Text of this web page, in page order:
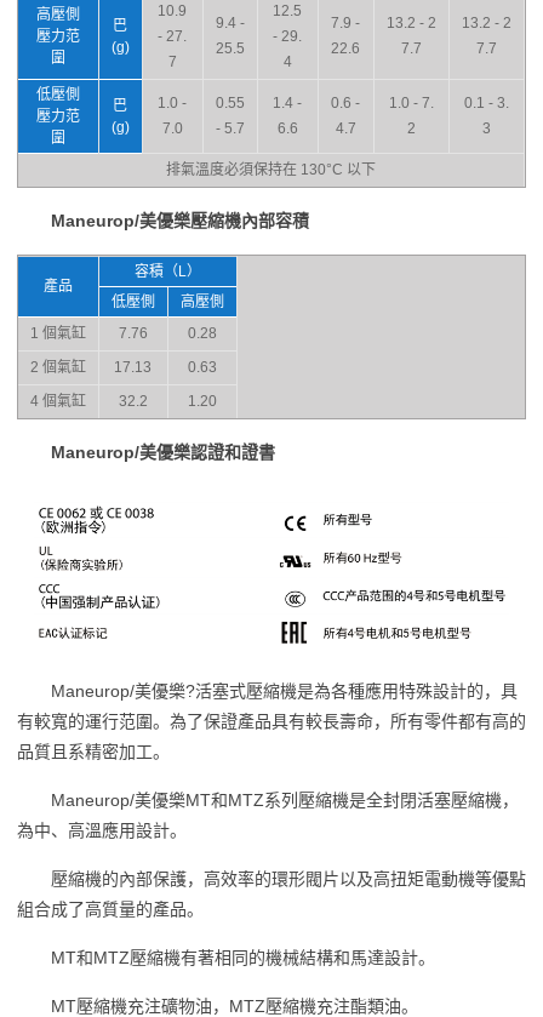
高壓側
壓力范
圍
巴
(g)
10.9
- 27.
7
9.4 -
25.5
12.5
- 29.
4
7.9 -
22.6
13.2 - 2
7.7
13.2 - 2
7.7
低壓側
壓力范
圍
巴
(g)
1.0 -
7.0
0.55
- 5.7
1.4 -
6.6
0.6 -
4.7
1.0 - 7.
2
0.1 - 3.
3
排氣溫度必須保持在 130°C 以下
Maneurop/美優樂壓縮機內部容積
產品
容積（L）
低壓側
高壓側
1 個氣缸
7.76
0.28
2 個氣缸
17.13
0.63
4 個氣缸
32.2 1.20
Maneurop/美優樂認證和證書
Maneurop/美優樂?活塞式壓縮機是為各種應用特殊設計的，具
有較寬的運行范圍。為了保證產品具有較長壽命，所有零件都有高的
品質且系精密加工。
Maneurop/美優樂MT和MTZ系列壓縮機是全封閉活塞壓縮機，
為中、高溫應用設計。
壓縮機的內部保護，高效率的環形閥片以及高扭矩電動機等優點
組合成了高質量的產品。
MT和MTZ壓縮機有著相同的機械結構和馬達設計。
MT壓縮機充注礦物油，MTZ壓縮機充注酯類油。